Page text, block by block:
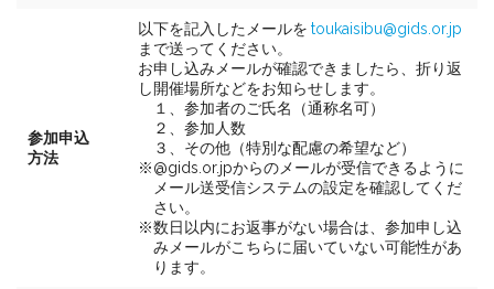
参加申込
方法
以下を記入したメールを toukaisibu@gids.or.jp
まで送ってください。
お申し込みメールが確認できましたら、折り返
し開催場所などをお知らせします。
１、参加者のご氏名（通称名可）
２、参加人数
３、その他（特別な配慮の希望など）
※@gids.or.jpからのメールが受信できるように
メール送受信システムの設定を確認してくだ
さい。
※数日以内にお返事がない場合は、参加申し込
みメールがこちらに届いていない可能性があ
ります。